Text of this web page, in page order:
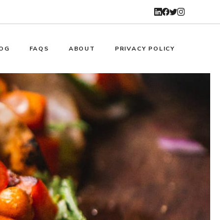
FAQS ABOUT PRIVACY POLICY